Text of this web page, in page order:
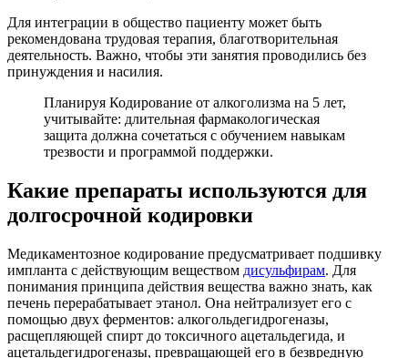
Для интеграции в общество пациенту может быть
рекомендована трудовая терапия, благотворительная
деятельность. Важно, чтобы эти занятия проводились без
принуждения и насилия.
Планируя Кодирование от алкоголизма на 5 лет,
учитывайте: длительная фармакологическая
защита должна сочетаться с обучением навыкам
трезвости и программой поддержки.
Какие препараты используются для
долгосрочной кодировки
Медикаментозное кодирование предусматривает подшивку
импланта с действующим веществом дисульфирам. Для
понимания принципа действия вещества важно знать, как
печень перерабатывает этанол. Она нейтрализует его с
помощью двух ферментов: алкогольдегидрогеназы,
расщепляющей спирт до токсичного ацетальдегида, и
ацетальдегидрогеназы, превращающей его в безвредную